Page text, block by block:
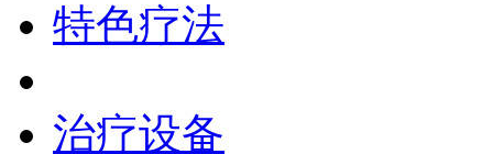
特色疗法
治疗设备